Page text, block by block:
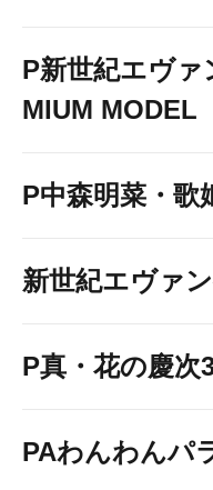
P新世紀エヴ
MIUM MODEL
P中森明菜・歌
新世紀エヴァ
P真・花の慶次
PAわんわんパ